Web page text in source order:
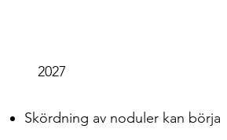
2027
Skördning av noduler kan börja